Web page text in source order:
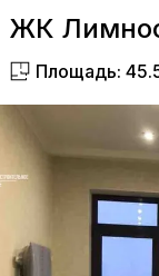
ЖК
Площадь: